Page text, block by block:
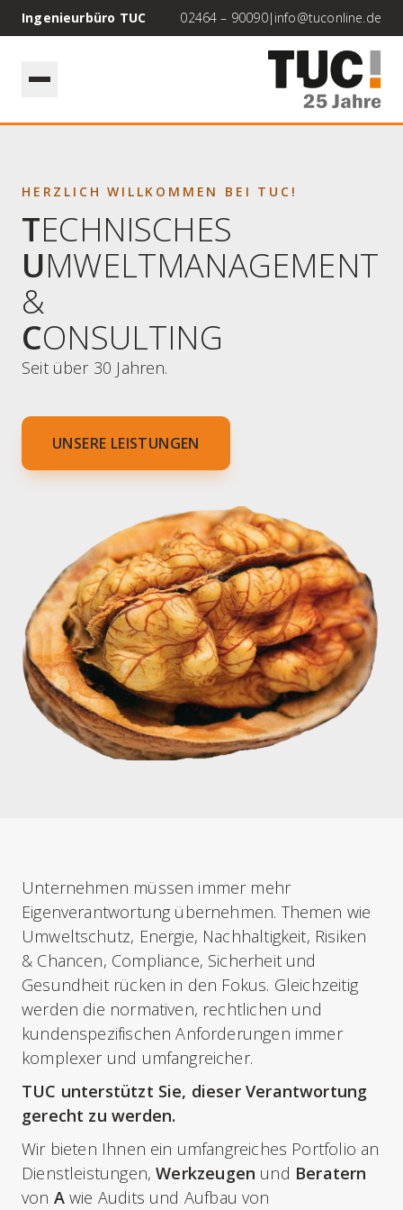
Ingenieurbüro TUC 02464 – 90090| info@tuconline.de
HERZLICH WILLKOMMEN BEI TUC!
TECHNISCHES
UMWELTMANAGEMENT
&
CONSULTING
Seit über 30 Jahren.
UNSERE LEISTUNGEN
Unternehmen müssen immer mehr
Eigenverantwortung übernehmen. Themen wie
Umweltschutz, Energie, Nachhaltigkeit, Risiken
& Chancen, Compliance, Sicherheit und
Gesundheit rücken in den Fokus. Gleichzeitig
werden die normativen, rechtlichen und
kundenspezifischen Anforderungen immer
komplexer und umfangreicher.
TUC unterstützt Sie, dieser Verantwortung
gerecht zu werden.
Wir bieten Ihnen ein umfangreiches Portfolio an
Dienstleistungen,Werkzeugen und Beratern
von Awie Audits und Aufbau von